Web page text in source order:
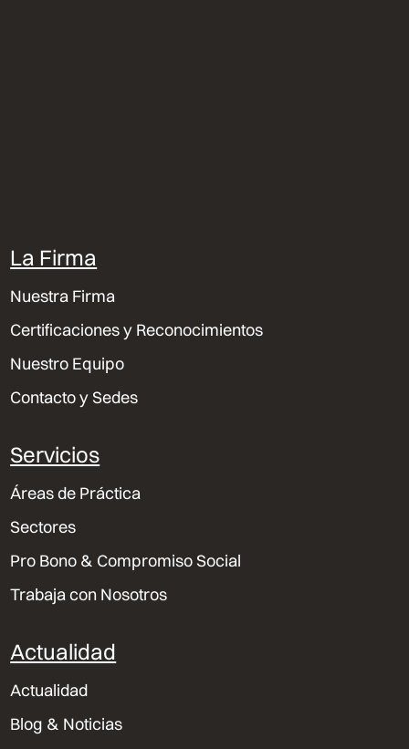
La Firma
Nuestra Firma
Certificaciones y Reconocimientos
Nuestro Equipo
Contacto y Sedes
Servicios
Áreas de Práctica
Sectores
Pro Bono & Compromiso Social
Trabaja con Nosotros
Actualidad
Actualidad
Blog & Noticias